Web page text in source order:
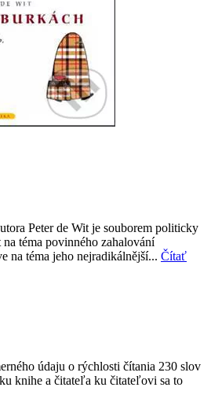
Peter de Wit je souborem politicky
téma povinného zahalování
na téma jeho nejradikálnější... Čítať
údaju o rýchlosti čítania 230 slov
knihe a čitateľa ku čitateľovi sa to